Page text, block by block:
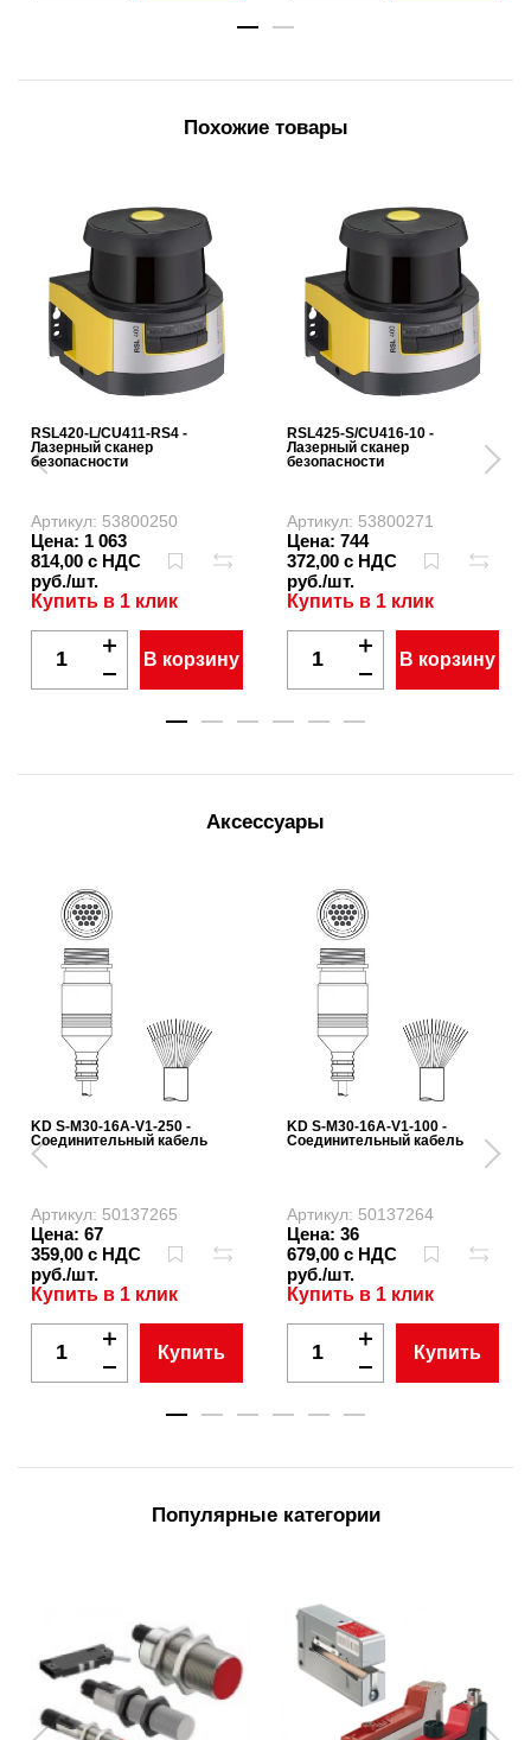
Похожие товары
RSL420-L/CU411-RS4 -
Лазерный сканер
безопасности
Артикул: 53800250
Цена: 1 063
814,00 с НДС
руб./шт.
Купить в 1 клик
В корзину
RSL425-S/CU416-10 -
Лазерный сканер
безопасности
Артикул: 53800271
Цена: 744
372,00 с НДС
руб./шт.
Купить в 1 клик
В корзину
Аксессуары
KD S-M30-16A-V1-250 -
Соединительный кабель
Артикул: 50137265
Цена: 67
359,00 с НДС
руб./шт.
Купить в 1 клик
Купить
KD S-M30-16A-V1-100 -
Соединительный кабель
Артикул: 50137264
Цена: 36
679,00 с НДС
руб./шт.
Купить в 1 клик
Купить
Популярные категории